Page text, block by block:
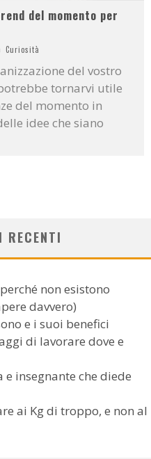
del momento per
Curiosità
del vostro
tornarvi utile
del momento in
idee che siano
RECENTI
non esistono
davvero)
e i suoi benefici
di lavorare dove e
e insegnante che diede
ai Kg di troppo, e non al